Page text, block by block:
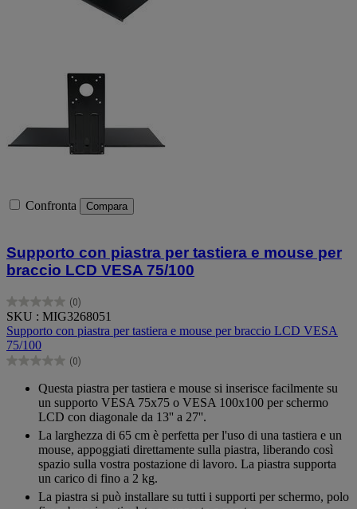
Confronta Compara
Supporto con piastra per tastiera e mouse per
braccio LCD VESA 75/100
(0)
0.0
su
5
stelle.
SKU : MIG3268051
Supporto con piastra per tastiera e mouse per braccio LCD VESA
75/100
(0)
0.0
Questa piastra per tastiera e mouse si inserisce facilmente su
un supporto VESA 75x75 o VESA 100x100 per schermo
LCD con diagonale da 13'' a 27''.
La larghezza di 65 cm è perfetta per l'uso di una tastiera e un
mouse, appoggiati direttamente sulla piastra, liberando così
spazio sulla vostra postazione di lavoro. La piastra supporta
un carico di fino a 2 kg.
La piastra si può installare su tutti i supporti per schermo, polo